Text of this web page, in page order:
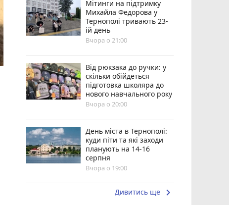
Мітинги на підтримку
Михайла Федорова у
Тернополі тривають 23-
ій день
Вчора о 21:00
Від рюкзака до ручки: у
скільки обійдеться
підготовка школяра до
нового навчального року
Вчора о 20:00
День міста в Тернополі:
куди піти та які заходи
планують на 14-16
серпня
Вчора о 19:00
Дивитись ще keyboard_arrow_right